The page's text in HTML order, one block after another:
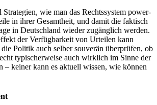
wie man das Rechtssystem power-
in ihrer Gesamtheit, und damit die faktisch
in Deutschland wieder zugänglich werden.
der Verfügbarkeit von Urteilen kann
Politik auch selber souverän überprüfen, ob
typischerweise auch wirklich im Sinne der
– keiner kann es aktuell wissen, wie können